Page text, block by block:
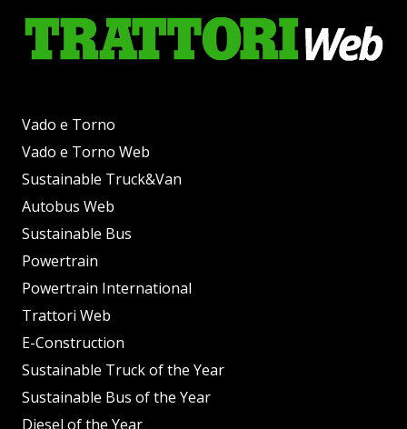
Vado e Torno
Vado e Torno Web
Sustainable Truck&Van
Autobus Web
Sustainable Bus
Powertrain
Powertrain International
Trattori Web
E-Construction
Sustainable Truck of the Year
Sustainable Bus of the Year
Diesel of the Year